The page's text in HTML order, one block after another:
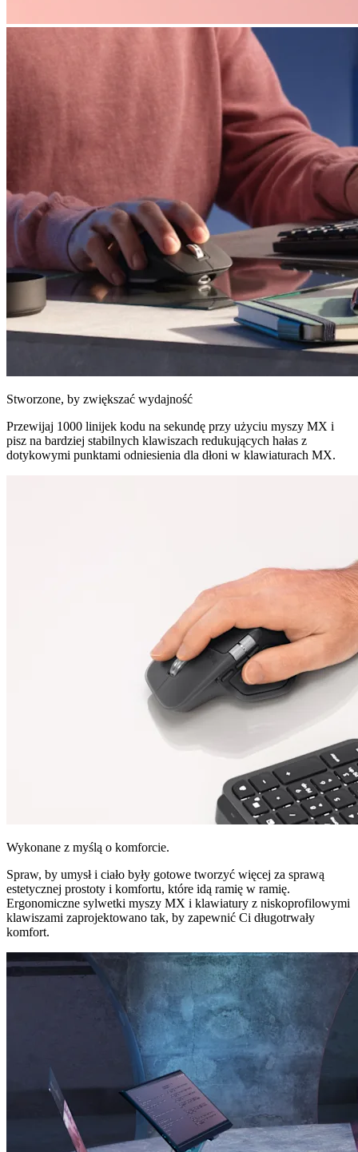
Stworzone, by zwiększać wydajność
Przewijaj 1000 linijek kodu na sekundę przy użyciu myszy MX i
pisz na bardziej stabilnych klawiszach redukujących hałas z
dotykowymi punktami odniesienia dla dłoni w klawiaturach MX.
Wykonane z myślą o komforcie.
Spraw, by umysł i ciało były gotowe tworzyć więcej za sprawą
estetycznej prostoty i komfortu, które idą ramię w ramię.
Ergonomiczne sylwetki myszy MX i klawiatury z niskoprofilowymi
klawiszami zaprojektowano tak, by zapewnić Ci długotrwały
komfort.